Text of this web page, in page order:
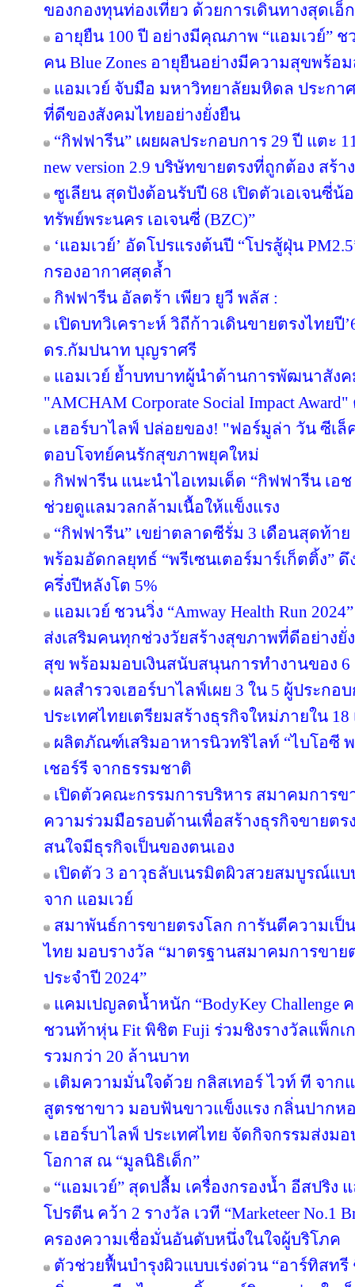
ของกองทุนท่องเที่ยว ด้วยการเดินทางสุดเ
อายุยืน 100 ปี อย่างมีคุณภาพ “แอมเวย์” ช
คน Blue Zones อายุยืนอย่างมีความสุขพร้อ
แอมเวย์ จับมือ มหาวิทยาลัยมหิดล ประกา
ที่ดีของสังคมไทยอย่างยั่งยืน
“กิฟฟารีน” เผยผลประกอบการ 29 ปี แตะ
new version 2.9 บริษัทขายตรงที่ถูกต้อง สร้
ซูเลียน สุดปังต้อนรับปี 68 เปิดตัวเอเจนซี่น้
ทรัพย์พระนคร เอเจนซี่ (BZC)”
‘แอมเวย์’ อัดโปรแรงต้นปี “โปรสู้ฝุ่น
กรองอากาศสุดล้ำ
กิฟฟารีน อัลตร้า เพียว ยูวี พลัส :
เปิดบทวิเคราะห์ วิถีก้าวเดินขายตรงไทยปี
ดร.กัมปนาท บุญราศรี
แอมเวย์ ย้ำบทบาทผู้นำด้านการพัฒนาสังค
"AMCHAM Corporate Social Impact
เฮอร์บาไลฟ์ ปล่อยของ! "ฟอร์มูล่า วัน ซีเ
ตอบโจทย์คนรักสุขภาพยุคใหม่
กิฟฟารีน แนะนำไอเทมเด็ด “กิฟฟารีน เอ
ช่วยดูแลมวลกล้ามเนื้อให้แข็งแรง
“กิฟฟารีน” เขย่าตลาดซีรั่ม 3 เดือนสุดท้า
พร้อมอัดกลยุทธ์ “พรีเซนเตอร์มาร์เก็ตติ้ง”
ครึ่งปีหลังโต 5%
แอมเวย์ ชวนวิ่ง “Amway Health Run
ส่งเสริมคนทุกช่วงวัยสร้างสุขภาพที่ดีอย่าง
สุข พร้อมมอบเงินสนับสนุนการทำงานของ
ผลสำรวจเฮอร์บาไลฟ์เผย 3 ใน 5 ผู้ประกอ
ประเทศไทยเตรียมสร้างธุรกิจใหม่ภายใน 18
ผลิตภัณฑ์เสริมอาหารนิวทริไลท์ “ไบโอซี
เชอร์รี จากธรรมชาติ
เปิดตัวคณะกรรมการบริหาร สมาคมการ
ความร่วมมือรอบด้านเพื่อสร้างธุรกิจขายตร
สนใจมีธุรกิจเป็นของตนเอง
เปิดตัว 3 อาวุธลับเนรมิตผิวสวยสมบูรณ์แบ
จาก แอมเวย์
สมาพันธ์การขายตรงโลก การันตีความเป็
ไทย มอบรางวัล “มาตรฐานสมาคมการขา
ประจำปี 2024”
แคมเปญลดน้ำหนัก “BodyKey Challenge
ชวนท้าหุ่น Fit พิชิต Fuji ร่วมชิงรางวัลแพ็กเ
รวมกว่า 20 ล้านบาท
เติมความมั่นใจด้วย กลิสเทอร์ ไวท์ ที จาก
สูตรชาขาว มอบฟันขาวแข็งแรง กลิ่นปากห
เฮอร์บาไลฟ์ ประเทศไทย จัดกิจกรรมส่ง
โอกาส ณ “มูลนิธิเด็ก”
“แอมเวย์” สุดปลื้ม เครื่องกรองน้ำ อีสปริง
โปรตีน คว้า 2 รางวัล เวที “Marketeer No.1
ครองความเชื่อมั่นอันดับหนึ่งในใจผู้บริโภค
ตัวช่วยฟื้นบำรุงผิวแบบเร่งด่วน “อาร์ทิสท